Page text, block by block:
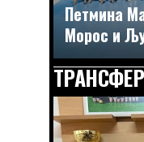
Петмина
Морос и